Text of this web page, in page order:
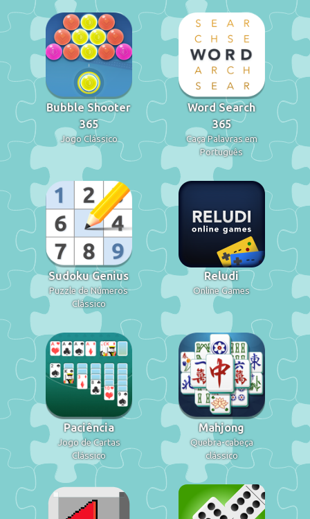
Bubble Shooter
365
Jogo Clássico
Word Search
365
Caça Palavras em
Português
Sudoku Genius
Puzzle de Números
Clássico
Reludi
Online Games
Paciência
Jogo de Cartas
Clássico
Mahjong
Quebra-cabeça
clássico